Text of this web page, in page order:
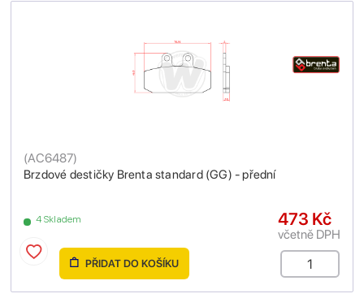
Brzdové destičky Brenta standard (GG) - přední
(AC6487)
4 Skladem 473 Kč
včetně DPH
PŘIDAT DO KOŠÍKU